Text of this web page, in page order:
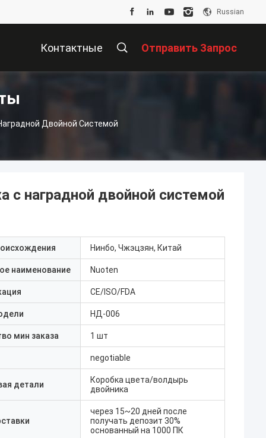
Russian
Контактные Отправить Запрос
Двойной Системой
с наградной двойной системой
Нинбо, Чжэцзян, Китай
наименование Nuoten
CE/ISO/FDA
НД-006
мин заказа 1 шт
negotiable
детали
Коробка цвета/волдырь
двойника
через 15~20 дней после
получать депозит 30%
основанный на 1000 ПК